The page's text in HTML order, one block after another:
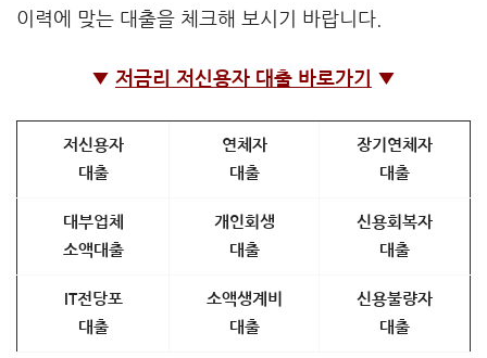
이력에 맞는 대출을 체크해 보시기 바랍니다.
▼ 저금리 저신용자 대출 바로가기 ▼
저신용자
대출
연체자
대출
장기연체자
대출
대부업체
소액대출
개인회생
대출
신용회복자
대출
IT전당포
대출
소액생계비
대출
신용불량자
대출